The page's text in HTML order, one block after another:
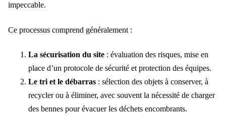
impeccable.
Ce processus comprend généralement :
La sécurisation du site : évaluation des risques, mise en
place d’un protocole de sécurité et protection des équipes.
Le tri et le débarras : sélection des objets à conserver, à
recycler ou à éliminer, avec souvent la nécessité de charger
des bennes pour évacuer les déchets encombrants.